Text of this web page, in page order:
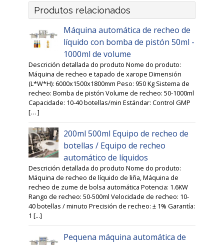
Produtos relacionados
Máquina automática de recheo de
líquido con bomba de pistón 50ml -
1000ml de volume
Descrición detallada do produto Nome do produto:
Máquina de recheo e tapado de xarope Dimensión
(L*W*H): 6000x1500x1800mm Peso: 950 Kg Sistema de
recheo: Bomba de pistón Volume de recheo: 50-1000ml
Capacidade: 10-40 botellas/min Estándar: Control GMP
[… ]
200ml 500ml Equipo de recheo de
botellas / Equipo de recheo
automático de líquidos
Descrición detallada do produto Nome do produto:
Máquina de recheo de líquido de liña, Máquina de
recheo de zume de bolsa automática Potencia: 1.6KW
Rango de recheo: 50-500ml Velocidade de recheo: 10-
40 botellas / minuto Precisión de recheo: ± 1% Garantía:
1 [...]
Pequena máquina automática de